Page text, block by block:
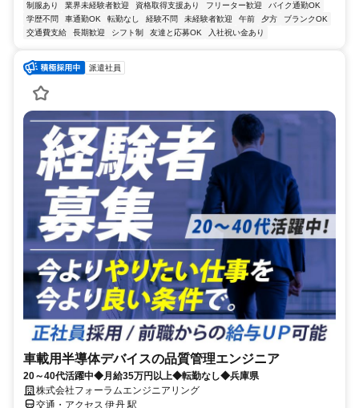
制服あり 業界未経験者歓迎 資格取得支援あり フリーター歓迎
バイク通勤OK
学歴不問
車通勤OK 転勤なし 経験不問 未経験者歓迎 午前 夕方
ブランクOK
交通費支給
長期歓迎 シフト制 友達と応募OK 入社祝い金あり
派遣社員
車載用半導体デバイスの品質管理エンジニア
20～40代活躍中◆月給35万円以上◆転勤なし◆兵庫県
株式会社フォーラムエンジニアリング
交通・アクセス 伊丹 駅